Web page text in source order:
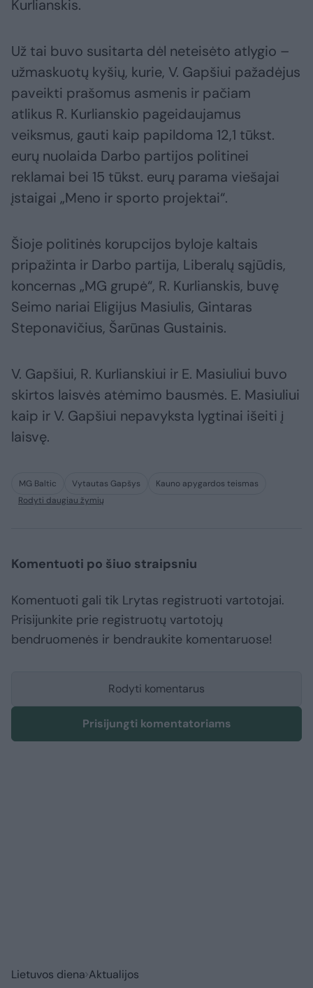
Kurlianskis.
Už tai buvo susitarta dėl neteisėto atlygio –
užmaskuotų kyšių, kurie, V. Gapšiui pažadėjus
paveikti prašomus asmenis ir pačiam
atlikus R. Kurlianskio pageidaujamus
veiksmus, gauti kaip papildoma 12,1 tūkst.
eurų nuolaida Darbo partijos politinei
reklamai bei 15 tūkst. eurų parama viešajai
įstaigai „Meno ir sporto projektai“.
Šioje politinės korupcijos byloje kaltais
pripažinta ir Darbo partija, Liberalų sąjūdis,
koncernas „MG grupė“, R. Kurlianskis, buvę
Seimo nariai Eligijus Masiulis, Gintaras
Steponavičius, Šarūnas Gustainis.
V. Gapšiui, R. Kurlianskiui ir E. Masiuliui buvo
skirtos laisvės atėmimo bausmės. E. Masiuliui
kaip ir V. Gapšiui nepavyksta lygtinai išeiti į
laisvę.
MG Baltic Vytautas Gapšys
Kauno apygardos teismas
Rodyti daugiau žymių
Komentuoti po šiuo straipsniu
Komentuoti gali tik Lrytas registruoti vartotojai.
Prisijunkite prie registruotų vartotojų
bendruomenės ir bendraukite komentaruose!
Rodyti komentarus
Prisijungti komentatoriams
Lietuvos diena Aktualijos